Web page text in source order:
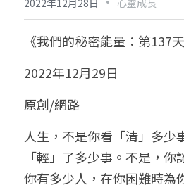
八字雜記
心靈成長
人氣最高
站長精選
臉書生活
Podcast聽書
團隊訓練營
八字視頻
陽宅視頻
線上直播
線上學苑
八字初階班1
八字初階班2
八字進階班
八字中階班
命理商城
八字完整班
《十神高階實戰錄》完整
科學八字推理PDF
我的著作
科學八字推理1
科學八字推理2
與我預約
批命預約
登錄 / 註冊
2022年12月28日 心靈成長
《我們的秘密能量：第137天
2022年12月29日
原創/網路
人生，不是你看「清」多少
「輕」了多少事。不是，
你有多少人，在你困難時為